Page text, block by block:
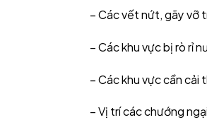
– Các vết nứt, gãy vỡ
– Các khu vực bị rò rỉ
– Các khu vực cần cải
– Vị trí các chướng